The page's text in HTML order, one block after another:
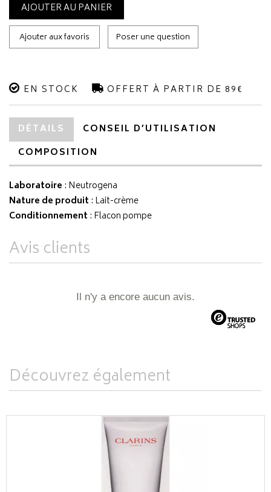
AJOUTER AU PANIER
Ajouter aux favoris Poser une question
EN STOCK OFFERT À PARTIR DE 89€
DÉTAILS
CONSEIL D’UTILISATION
COMPOSITION
Laboratoire : Neutrogena
Nature de produit : Lait-crème
Conditionnement : Flacon pompe
Avis clients
Il n'y a encore aucun avis.
Découvrez également